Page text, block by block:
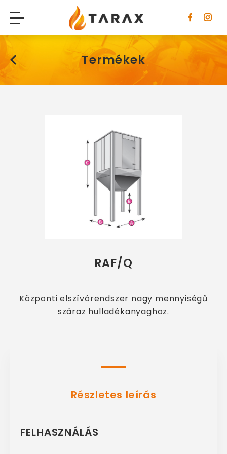
Tarax
Termékek
RAF/Q
Központi elszívórendszer nagy mennyiségű
száraz hulladékanyaghoz.
Részletes leírás
FELHASZNÁLÁS